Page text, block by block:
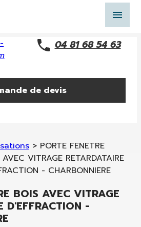
menu
04 81 68 54 63
de devis
> PORTE FENETRE
AVEC VITRAGE RETARDATAIRE
- CHARBONNIERE
BOIS AVEC VITRAGE
D'EFFRACTION -